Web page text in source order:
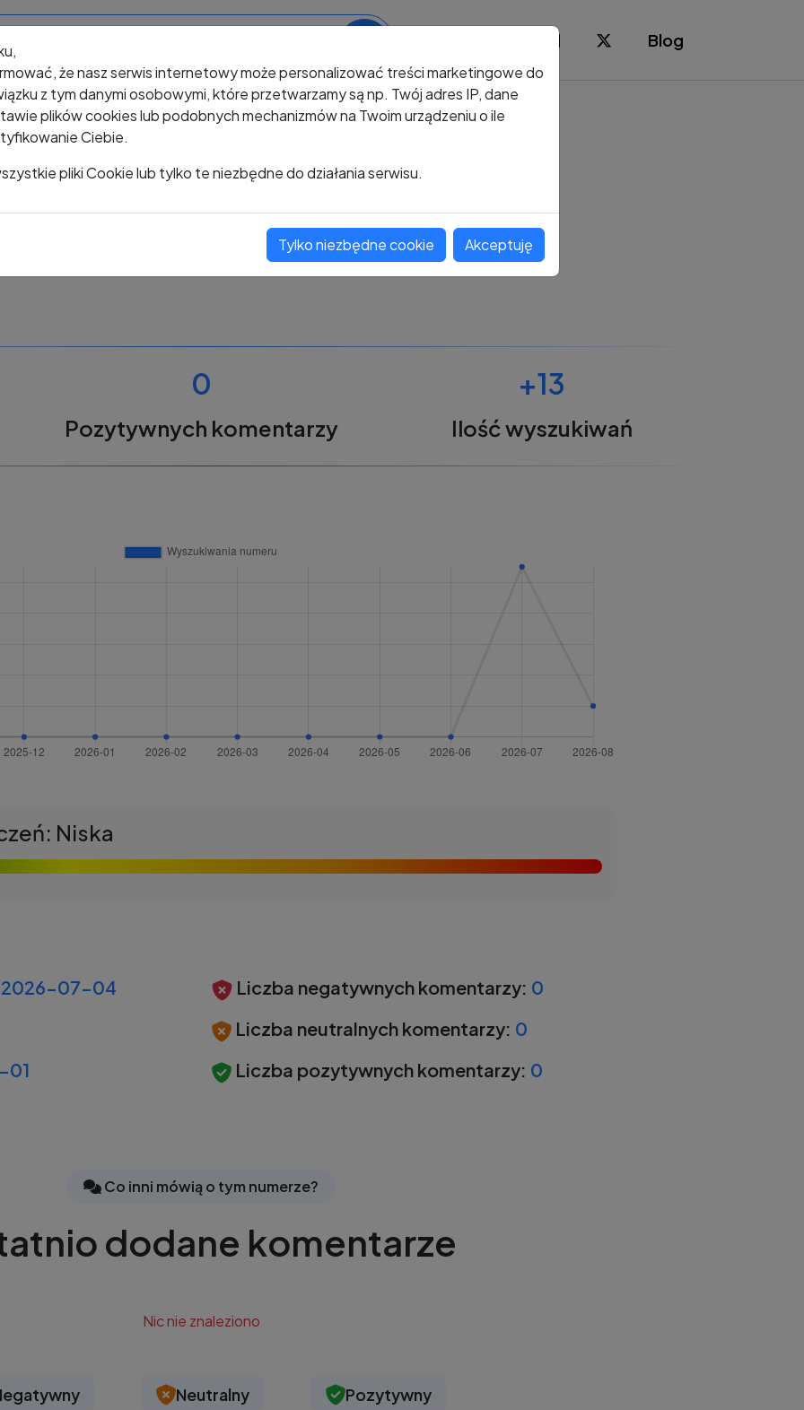
Blog
+48 730 683 311
Oceń ten numer
0
Pozytywnych komentarzy
+13
Ilość wyszukiwań
Niska
2026-07-04
01
Liczba negatywnych komentarzy: 0
Liczba neutralnych komentarzy: 0
Liczba pozytywnych komentarzy: 0
Co inni mówią o tym numerze?
dodane komentarze
Nic nie znaleziono
Neutralny Pozytywny
że nasz serwis internetowy może personalizować treści marketingowe do
z tym danymi osobowymi, które przetwarzamy są np. Twój adres IP, dane
plików cookies lub podobnych mechanizmów na Twoim urządzeniu o ile
Ciebie.
pliki Cookie lub tylko te niezbędne do działania serwisu.
Tylko niezbędne cookie Akceptuję